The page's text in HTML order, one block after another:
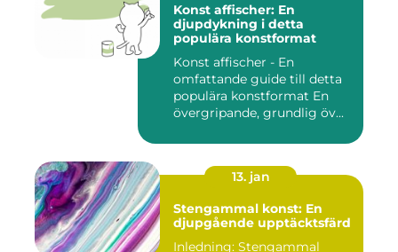
Konst affischer: En
djupdykning i detta
populära konstformat
Konst affischer - En
omfattande guide till detta
populära konstformat En
övergripande, grundlig öv...
13. jan
Stengammal konst: En
djupgående upptäcktsfärd
Inledning: Stengammal